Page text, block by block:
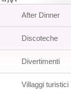
After Dinner
Discoteche
Divertimenti
Villaggi turistici